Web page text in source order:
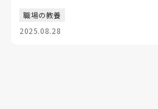
職場の教養
2025.08.28